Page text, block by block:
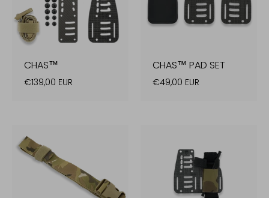
CHAS™
€139,00 EUR
CHAS™ PAD SET
€49,00 EUR